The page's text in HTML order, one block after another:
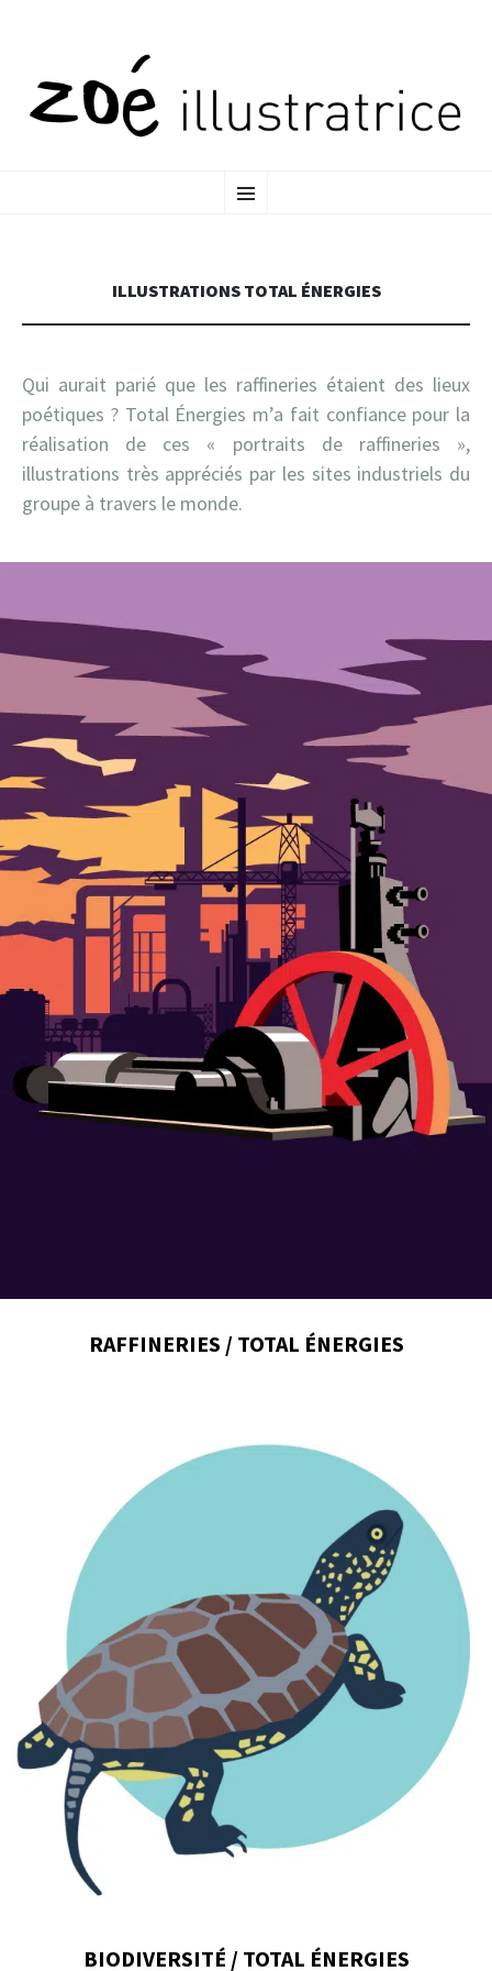
MENU
AU
ILLUSTRATIONS TOTAL ÉNERGIES
Qui aurait parié que les raffineries étaient des lieux
poétiques ? Total Énergies m’a fait confiance pour la
réalisation de ces « portraits de raffineries »,
illustrations très appréciés par les sites industriels du
groupe à travers le monde.
RAFFINERIES / TOTAL ÉNERGIES
BIODIVERSITÉ / TOTAL ÉNERGIES